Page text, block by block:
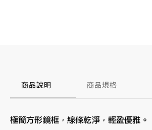
商品說明 商品規格
極簡方形鏡框，線條乾淨，輕盈優雅。